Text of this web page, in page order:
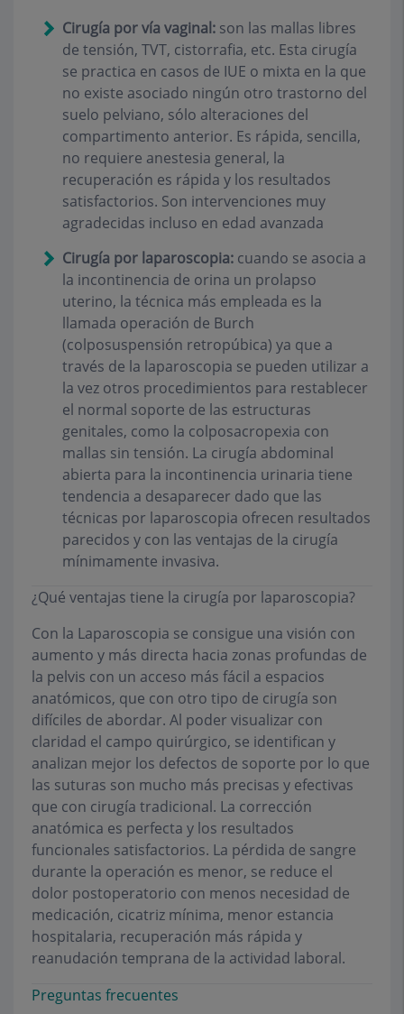
Cirugía por vía vaginal: son las mallas libres
de tensión, TVT, cistorrafia, etc. Esta cirugía
se practica en casos de IUE o mixta en la que
no existe asociado ningún otro trastorno del
suelo pelviano, sólo alteraciones del
compartimento anterior. Es rápida, sencilla,
no requiere anestesia general, la
recuperación es rápida y los resultados
satisfactorios. Son intervenciones muy
agradecidas incluso en edad avanzada
Cirugía por laparoscopia: cuando se asocia a
la incontinencia de orina un prolapso
uterino, la técnica más empleada es la
llamada operación de Burch
(colposuspensión retropúbica) ya que a
través de la laparoscopia se pueden utilizar a
la vez otros procedimientos para restablecer
el normal soporte de las estructuras
genitales, como la colposacropexia con
mallas sin tensión. La cirugía abdominal
abierta para la incontinencia urinaria tiene
tendencia a desaparecer dado que las
técnicas por laparoscopia ofrecen resultados
parecidos y con las ventajas de la cirugía
mínimamente invasiva.
¿Qué ventajas tiene la cirugía por laparoscopia?
Con la Laparoscopia se consigue una visión con
aumento y más directa hacia zonas profundas de
la pelvis con un acceso más fácil a espacios
anatómicos, que con otro tipo de cirugía son
difíciles de abordar. Al poder visualizar con
claridad el campo quirúrgico, se identifican y
analizan mejor los defectos de soporte por lo que
las suturas son mucho más precisas y efectivas
que con cirugía tradicional. La corrección
anatómica es perfecta y los resultados
funcionales satisfactorios. La pérdida de sangre
durante la operación es menor, se reduce el
dolor postoperatorio con menos necesidad de
medicación, cicatriz mínima, menor estancia
hospitalaria, recuperación más rápida y
reanudación temprana de la actividad laboral.
Preguntas frecuentes